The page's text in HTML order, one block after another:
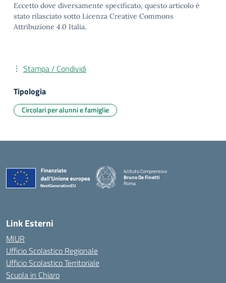
Eccetto dove diversamente specificato, questo articolo è
stato rilasciato sotto Licenza Creative Commons
Attribuzione 4.0 Italia.
Stampa / Condividi
Tipologia
Circolari per alunni e famiglie
Istituto Comprensivo
Bruno De Finetti
Roma
Link Esterni
MIUR
Ufficio Scolastico Regionale
Ufficio Scolastico Territoriale
Scuola in Chiaro